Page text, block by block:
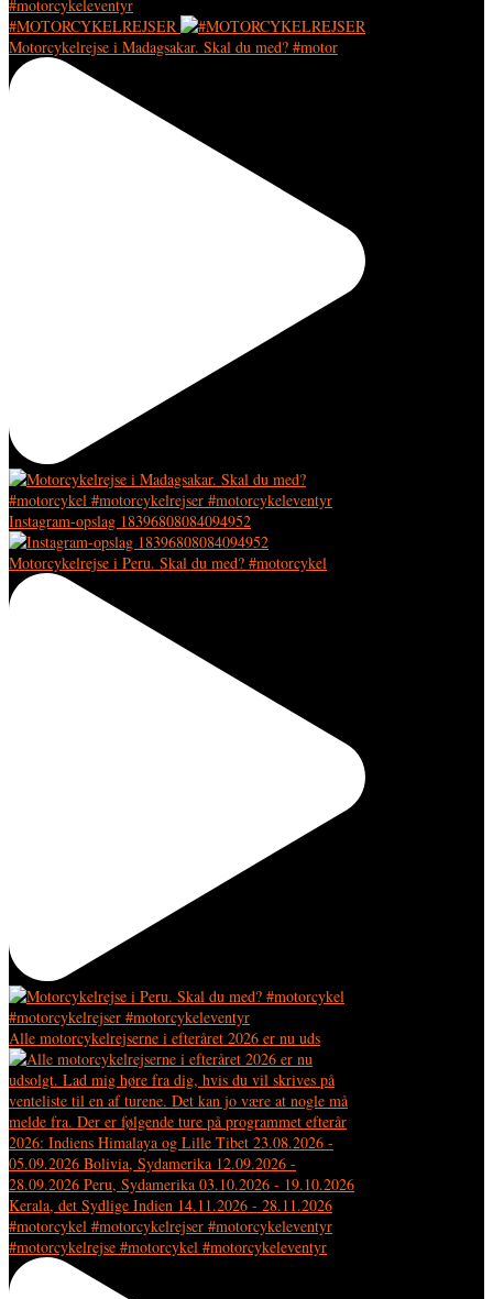
#MOTORCYKELREJSER
Motorcykelrejse i Madagsakar. Skal du med? #motor
Instagram-opslag 18396808084094952
Motorcykelrejse i Peru. Skal du med? #motorcykel
Alle motorcykelrejserne i efteråret 2026 er nu uds
#motorcykelrejse #motorcykel #motorcykeleventyr